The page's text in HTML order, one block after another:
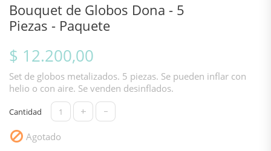
Bouquet de Globos Dona - 5
Piezas - Paquete
$ 12.200,00
Set de globos metalizados. 5 piezas. Se pueden inflar con
helio o con aire. Se venden desinflados.
Cantidad + -
 Agotado